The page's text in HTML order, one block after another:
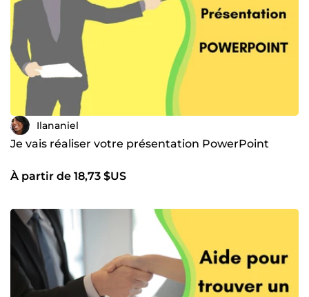
Ilananiel
Je vais réaliser votre présentation PowerPoint
À partir de 18,73 $US